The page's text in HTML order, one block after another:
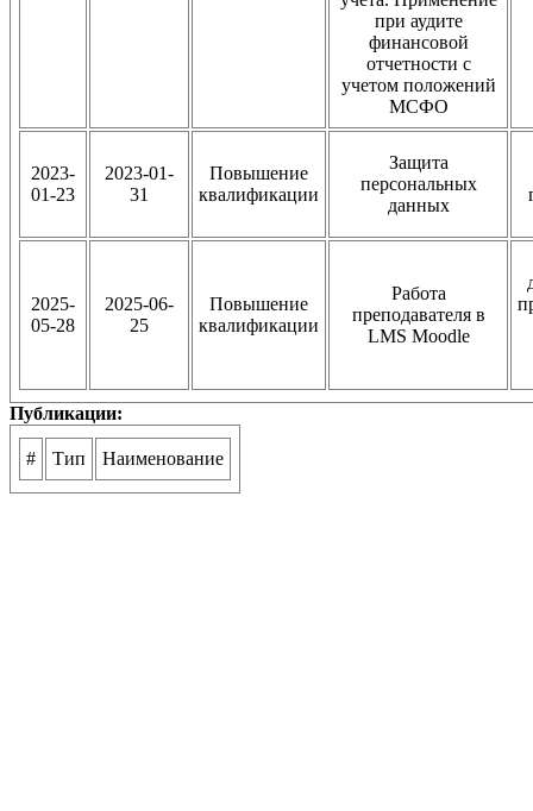
при аудите
финансовой
отчетности с
учетом положений
МСФО
2023-
01-23
2023-01-
31
Повышение
квалификации
Защита
персональных
данных
2025-
05-28
2025-06-
25
Повышение
квалификации
Работа
преподавателя в
LMS Moodle
Публикации:
# Тип Наименование